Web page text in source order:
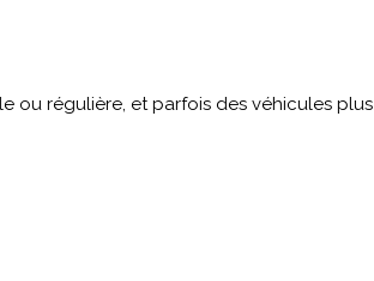
ou régulière, et parfois des véhicules plus